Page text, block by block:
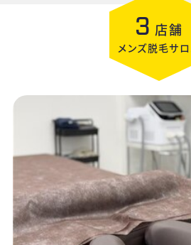
3店舗
メンズ脱毛サ